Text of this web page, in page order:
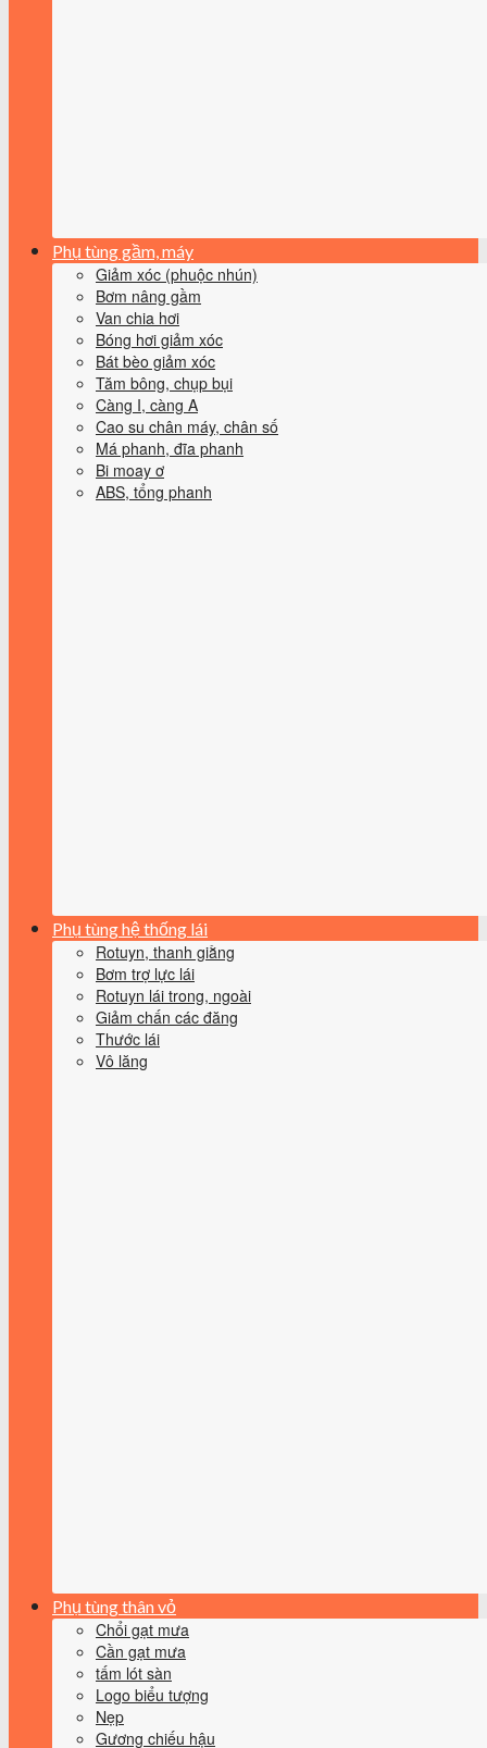
Phụ tùng gầm, máy
Giảm xóc (phuộc nhún)
Bơm nâng gầm
Van chia hơi
Bóng hơi giảm xóc
Bát bèo giảm xóc
Tăm bông, chụp bụi
Càng I, càng A
Cao su chân máy, chân số
Má phanh, đĩa phanh
Bi moay ơ
ABS, tổng phanh
Phụ tùng hệ thống lái
Rotuyn, thanh giằng
Bơm trợ lực lái
Rotuyn lái trong, ngoài
Giảm chấn các đăng
Thước lái
Vô lăng
Phụ tùng thân vỏ
Chổi gạt mưa
Cần gạt mưa
tấm lót sàn
Logo biểu tượng
Nẹp
Gương chiếu hậu